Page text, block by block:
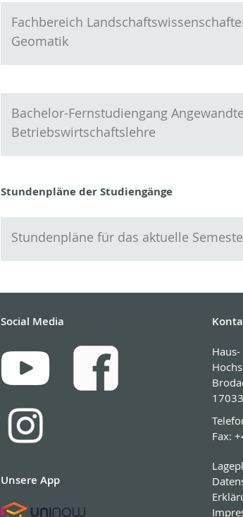
Fachbereich
Geomatik
Bachelor-Fernstudiengang Angewandte
Betriebswirtschaftslehre
Stundenpläne der Studiengänge
Stundenpläne für das aktuelle
Social Media
Unsere App
Fax: